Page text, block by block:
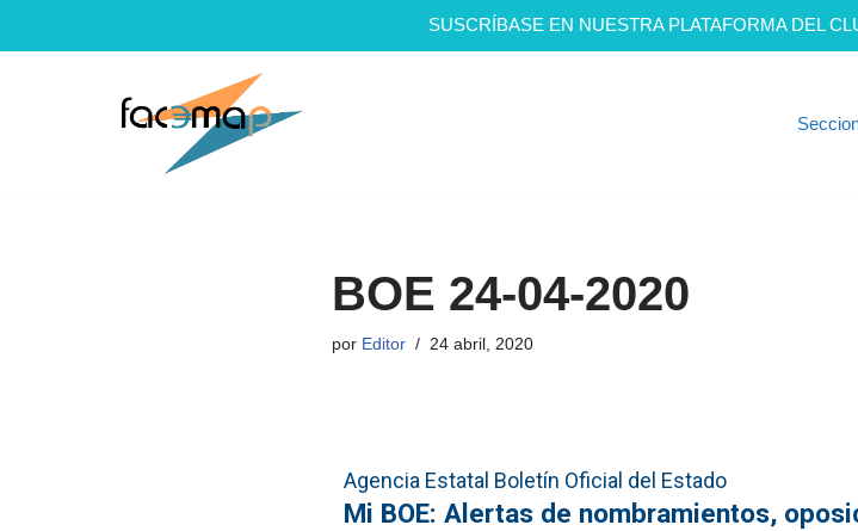
SUSCRÍBASE EN NUESTRA PLATAFORMA DEL
BOE 24-04-2020
por Editor 24 abril, 2020
Agencia Estatal Boletín Oficial del Estado
Mi BOE: Alertas de nombramientos,